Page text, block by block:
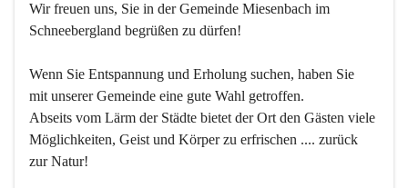
Wir freuen uns, Sie in der Gemeinde Miesenbach im
Schneebergland begrüßen zu dürfen!
Wenn Sie Entspannung und Erholung suchen, haben Sie
mit unserer Gemeinde eine gute Wahl getroffen.
Abseits vom Lärm der Städte bietet der Ort den Gästen viele
Möglichkeiten, Geist und Körper zu erfrischen .... zurück
zur Natur!